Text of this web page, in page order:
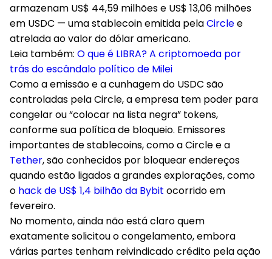
armazenam US$ 44,59 milhões e US$ 13,06 milhões
em USDC — uma stablecoin emitida pelaCirclee
atrelada ao valor do dólar americano.
Leia também: O que é LIBRA? A criptomoeda por
trás do escândalo político de Milei
Como a emissão e a cunhagem do USDC são
controladas pela Circle, a empresa tem poder para
congelar ou “colocar na lista negra” tokens,
conforme sua política de bloqueio. Emissores
importantes de stablecoins, como a Circle e a
Tether, são conhecidos por bloquear endereços
quando estão ligados a grandes explorações, como
o hack de US$ 1,4 bilhão da Bybit ocorrido em
fevereiro.
No momento, ainda não está claro quem
exatamente solicitou o congelamento, embora
várias partes tenham reivindicado crédito pela ação